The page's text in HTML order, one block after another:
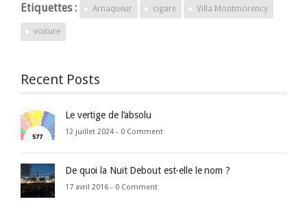
Etiquettes : Arnaqueur cigare Villa Montmorency
voiture
Recent Posts
Le vertige de l’absolu
12 juillet 2024 - 0 Comment
De quoi la Nuit Debout est-elle le nom ?
17 avril 2016 - 0 Comment